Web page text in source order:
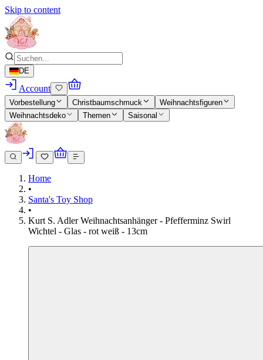
Skip to content
DE
Account
Vorbestellung Christbaumschmuck
Weihnachtsfiguren
Weihnachtsdeko
Themen Saisonal
Home
•
Santa's Toy Shop
•
Kurt S. Adler Weihnachtsanhänger - Pfefferminz Swirl
Wichtel - Glas - rot weiß - 13cm